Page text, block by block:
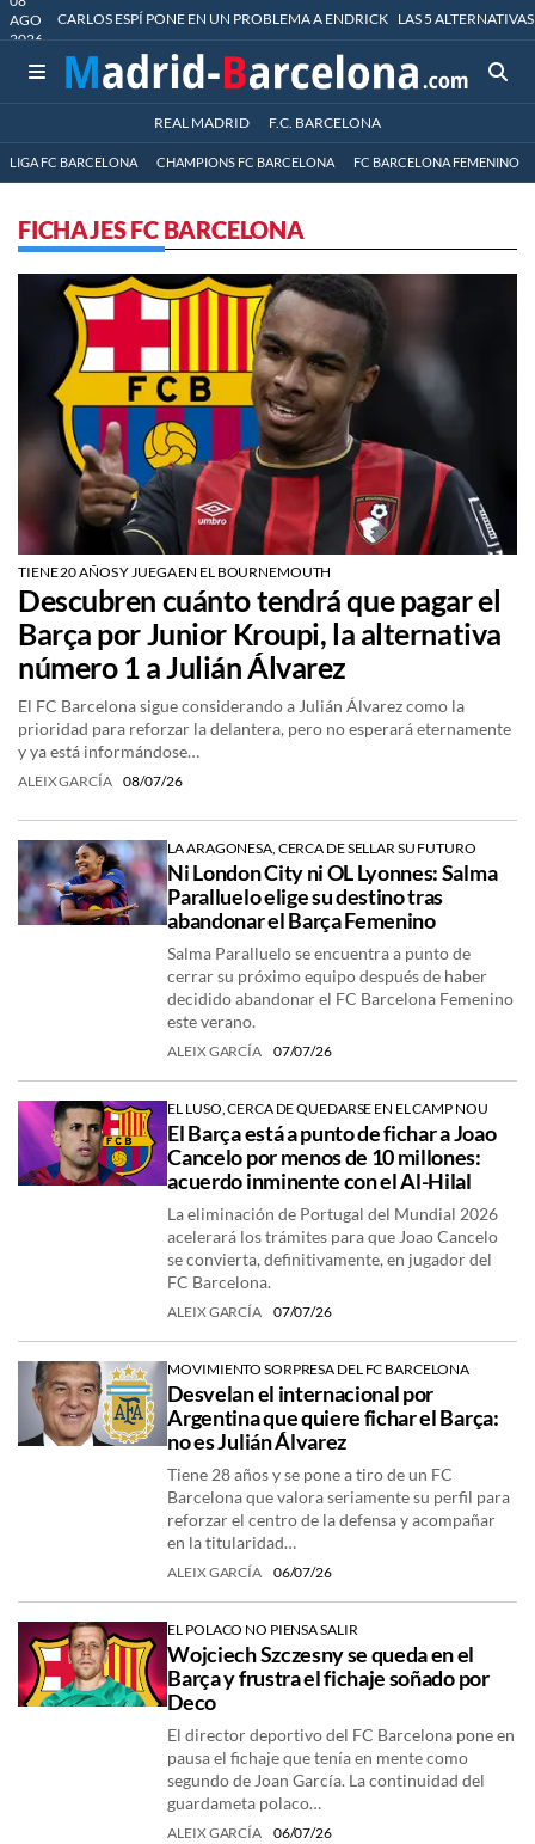
AGO
2026
CARLOS ESPÍ PONE EN UN PROBLEMA A ENDRICK LAS 5
REAL MADRID F.C. BARCELONA
LIGA FC BARCELONA CHAMPIONS FC BARCELONA FC BARCELONA FEMENINO
FICHAJES FC BARCELONA
TIENE 20 AÑOS Y JUEGA EN EL BOURNEMOUTH
Descubren cuánto tendrá que pagar el
Barça por Junior Kroupi, la alternativa
número 1 a Julián Álvarez
El FC Barcelona sigue considerando a Julián Álvarez como la
prioridad para reforzar la delantera, pero no esperará eternamente
y ya está informándose…
ALEIX GARCÍA 08/07/26
LA ARAGONESA, CERCA DE SELLAR SU FUTURO
Ni London City ni OL Lyonnes: Salma
Paralluelo elige su destino tras
abandonar el Barça Femenino
Salma Paralluelo se encuentra a punto de
cerrar su próximo equipo después de haber
decidido abandonar el FC Barcelona Femenino
este verano.
ALEIX GARCÍA 07/07/26
EL LUSO, CERCA DE QUEDARSE EN EL CAMP NOU
El Barça está a punto de fichar a Joao
Cancelo por menos de 10 millones:
acuerdo inminente con el Al-Hilal
La eliminación de Portugal del Mundial 2026
acelerará los trámites para que Joao Cancelo
se convierta, definitivamente, en jugador del
FC Barcelona.
ALEIX GARCÍA 07/07/26
MOVIMIENTO SORPRESA DEL FC BARCELONA
Desvelan el internacional por
Argentina que quiere fichar el Barça:
no es Julián Álvarez
Tiene 28 años y se pone a tiro de un FC
Barcelona que valora seriamente su perfil para
reforzar el centro de la defensa y acompañar
en la titularidad…
ALEIX GARCÍA 06/07/26
EL POLACO NO PIENSA SALIR
Wojciech Szczesny se queda en el
Barça y frustra el fichaje soñado por
Deco
El director deportivo del FC Barcelona pone en
pausa el fichaje que tenía en mente como
segundo de Joan García. La continuidad del
guardameta polaco…
ALEIX GARCÍA 06/07/26